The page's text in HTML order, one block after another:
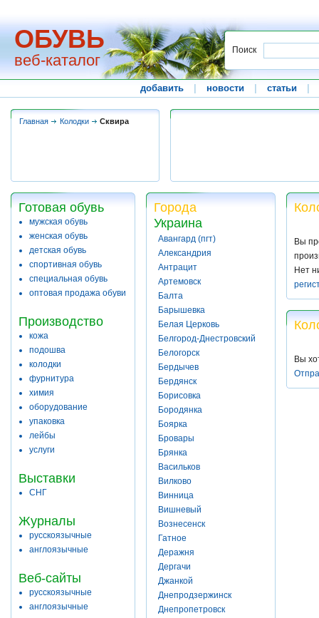
ОБУВЬ
веб-каталог
Поиск
добавить новости статьи
Главная Колодки Сквира
Готовая обувь
мужская обувь
женская обувь
детская обувь
спортивная обувь
специальная обувь
оптовая продажа обуви
Производство
кожа
подошва
колодки
фурнитура
химия
оборудование
упаковка
лейбы
услуги
Выставки
СНГ
Журналы
русскоязычные
англоязычные
Веб-сайты
русскоязычные
англоязычные
Города
Украина
Авангард (пгт)
Александрия
Антрацит
Артемовск
Балта
Барышевка
Белая Церковь
Белгород-Днестровский
Белогорск
Бердычев
Бердянск
Борисовка
Бородянка
Боярка
Бровары
Брянка
Васильков
Вилково
Винница
Вишневый
Вознесенск
Гатное
Деражня
Дергачи
Джанкой
Днепродзержинск
Днепропетровск
Вы
Нет
Вы